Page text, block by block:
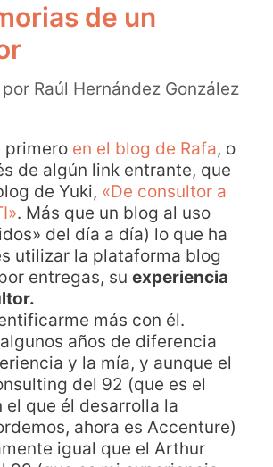
de un
por Raúl Hernández González
primero en el blog de Rafa, o
de algún link entrante, que
de Yuki, «De consultor a
. Más que un blog al uso
del día a día) lo que ha
utilizar la plataforma blog
entregas, su experiencia
más con él.
años de diferencia
y la mía, y aunque el
del 92 (que es el
el que él desarrolla la
ahora es Accenture)
igual que el Arthur